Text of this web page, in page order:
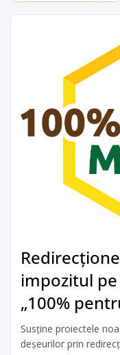
impozitul
„100%
Susține proiectele
deșeurilor prin